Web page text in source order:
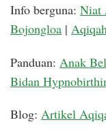
Info berguna: Niat
Bojongloa |
Panduan: Anak
Bidan
Blog: Artikel